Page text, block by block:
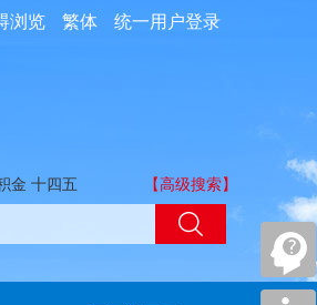
统一用户登录
繁体
浏览
金 十四五 【高级搜索】